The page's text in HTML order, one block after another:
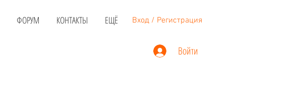
ФОРУМ КОНТАКТЫ ЕЩЁ Вход / Регистрация
Войти